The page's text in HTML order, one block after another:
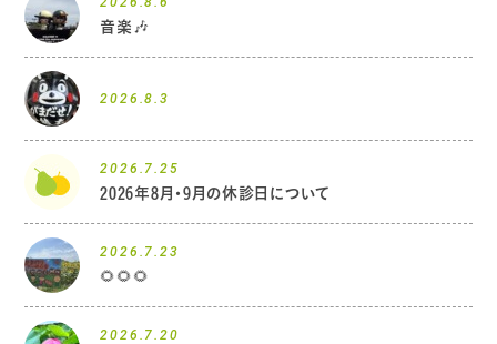
音楽🎶
2026.8.3
2026.7.25
2026年8月・9月の休診日について
2026.7.23
🌻🌻🌻
2026.7.20